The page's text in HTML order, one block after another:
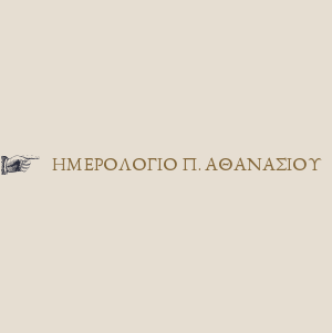
ΗΜΕΡΟΛΟΓΙΟ Π. ΑΘΑΝΑΣΙΟΥ